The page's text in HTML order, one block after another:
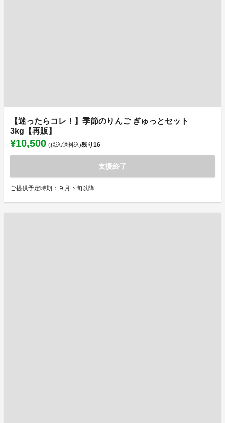
【迷ったらコレ！】季節のりんご ぎゅっとセット
3kg【再販】
¥10,500 (税込/送料込)残り16
支援終了
ご提供予定時期：９月下旬以降